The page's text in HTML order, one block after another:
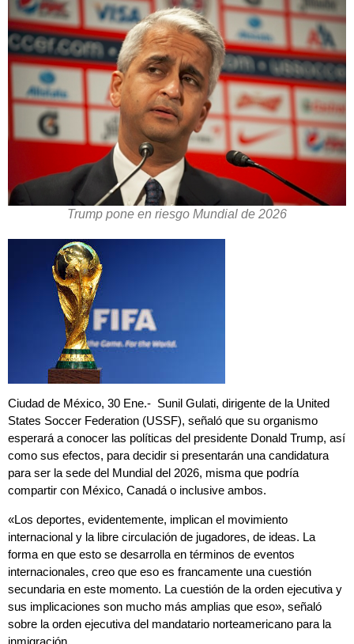
Trump pone en riesgo Mundial de 2026
Ciudad de México, 30 Ene.- Sunil Gulati, dirigente de la United
States Soccer Federation (USSF), señaló que su organismo
esperará a conocer las políticas del presidente Donald Trump, así
como sus efectos, para decidir si presentarán una candidatura
para ser la sede del Mundial del 2026, misma que podría
compartir con México, Canadá o inclusive ambos.
«Los deportes, evidentemente, implican el movimiento
internacional y la libre circulación de jugadores, de ideas. La
forma en que esto se desarrolla en términos de eventos
internacionales, creo que eso es francamente una cuestión
secundaria en este momento. La cuestión de la orden ejecutiva y
sus implicaciones son mucho más amplias que eso», señaló
sobre la orden ejecutiva del mandatario norteamericano para la
inmigración.